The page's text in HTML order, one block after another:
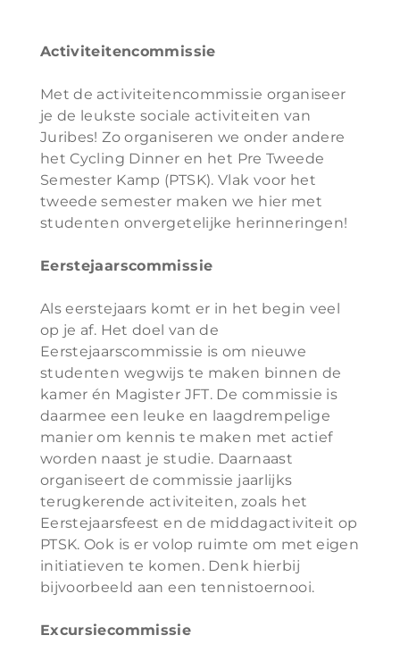
Activiteitencommissie
Met de activiteitencommissie organiseer
je de leukste sociale activiteiten van
Juribes! Zo organiseren we onder andere
het Cycling Dinner en het Pre Tweede
Semester Kamp (PTSK). Vlak voor het
tweede semester maken we hier met
studenten onvergetelijke herinneringen!
Eerstejaarscommissie
Als eerstejaars komt er in het begin veel
op je af. Het doel van de
Eerstejaarscommissie is om nieuwe
studenten wegwijs te maken binnen de
kamer én Magister JFT. De commissie is
daarmee een leuke en laagdrempelige
manier om kennis te maken met actief
worden naast je studie. Daarnaast
organiseert de commissie jaarlijks
terugkerende activiteiten, zoals het
Eerstejaarsfeest en de middagactiviteit op
PTSK. Ook is er volop ruimte om met eigen
initiatieven te komen. Denk hierbij
bijvoorbeeld aan een tennistoernooi.
Excursiecommissie